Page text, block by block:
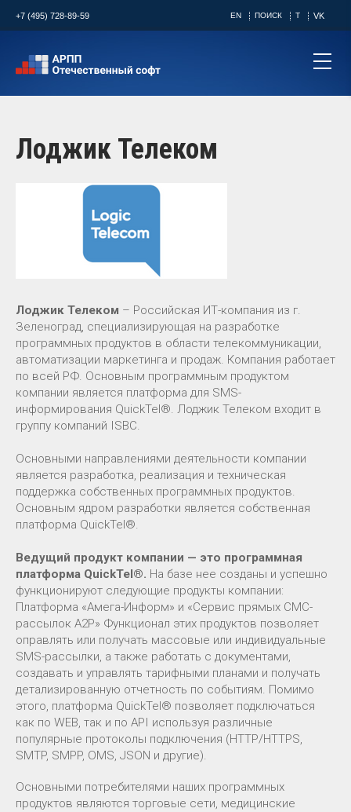
+7 (495) 728-89-59 EN ПОИСК T VK
Лоджик Телеком
Лоджик Телеком – Российская ИТ-компания из г.
Зеленоград, специализирующая на разработке
программных продуктов в области телекоммуникации,
автоматизации маркетинга и продаж. Компания работает
по всей РФ. Основным программным продуктом
компании является платформа для SMS-
информирования QuickTel®. Лоджик Телеком входит в
группу компаний ISBC.
Основными направлениями деятельности компании
является разработка, реализация и техническая
поддержка собственных программных продуктов.
Основным ядром разработки является собственная
платформа QuickTel®.
Ведущий продукт компании — это программная
платформа QuickTel®. На базе нее созданы и успешно
функционируют следующие продукты компании:
Платформа «Амега-Информ» и «Сервис прямых СМС-
рассылок A2P» Функционал этих продуктов позволяет
оправлять или получать массовые или индивидуальные
SMS-рассылки, а также работать с документами,
создавать и управлять тарифными планами и получать
детализированную отчетность по событиям. Помимо
этого, платформа QuickTel® позволяет подключаться
как по WEB, так и по API используя различные
популярные протоколы подключения (HTTP/HTTPS,
SMTP, SMPP, OMS, JSON и другие).
Основными потребителями наших программных
продуктов являются торговые сети, медицинские